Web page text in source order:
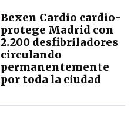
Bexen Cardio cardio-
protege Madrid con
2.200 desfibriladores
circulando
permanentemente
por toda la ciudad